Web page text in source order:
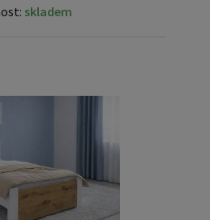
skladem